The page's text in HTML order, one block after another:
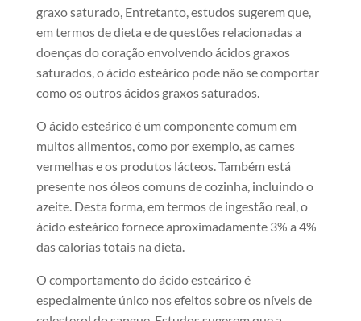
graxo saturado, Entretanto, estudos sugerem que,
em termos de dieta e de questões relacionadas a
doenças do coração envolvendo ácidos graxos
saturados, o ácido esteárico pode não se comportar
como os outros ácidos graxos saturados.
O ácido esteárico é um componente comum em
muitos alimentos, como por exemplo, as carnes
vermelhas e os produtos lácteos. Também está
presente nos óleos comuns de cozinha, incluindo o
azeite. Desta forma, em termos de ingestão real, o
ácido esteárico fornece aproximadamente 3% a 4%
das calorias totais na dieta.
O comportamento do ácido esteárico é
especialmente único nos efeitos sobre os níveis de